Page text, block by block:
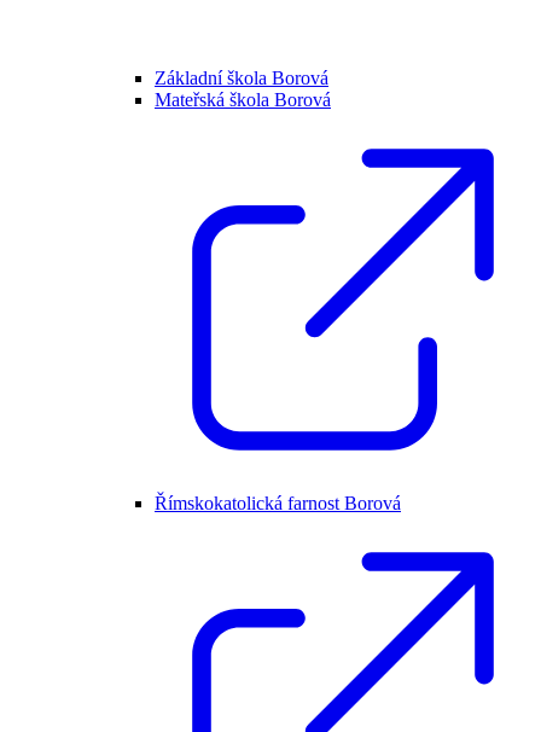
Základní škola Borová
Mateřská škola Borová
Římskokatolická farnost Borová